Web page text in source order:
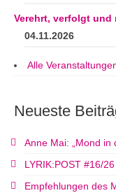
Verehrt, verfolgt und
04.11.2026
Alle
Neueste
Anne Mai: „Mond in
LYRIK:POST #16/
Empfehlungen des